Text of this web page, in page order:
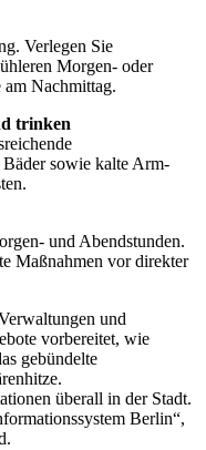
Verlegen Sie
Morgen- oder
Nachmittag.
trinken
sowie kalte Arm-
und Abendstunden.
Maßnahmen vor direkter
und
vorbereitet, wie
gebündelte
überall in der Stadt.
Berlin“,